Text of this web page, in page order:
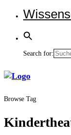
Search for:
Browse Tag